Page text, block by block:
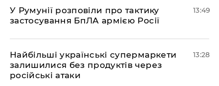
У Румунії розповіли про тактику
застосування БпЛА армією Росії
13:49
Найбільші українські супермаркети
залишилися без продуктів через
російські атаки
13:28